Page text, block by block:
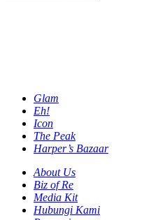
Glam
Eh!
Icon
The Peak
Harper’s Bazaar
About Us
Biz of Re
Media Kit
Hubungi Kami